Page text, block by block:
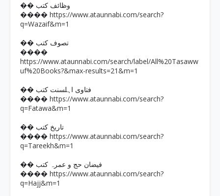
�� وظائف کتب
���� https://www.ataunnabi.com/search?
q=Wazaif&m=1
�� تصوف کتب
����
https://www.ataunnabi.com/search/label/All%20Tasaww
uf%20Books?&max-results=21&m=1
�� فتاوی اہلسنت کتب
���� https://www.ataunnabi.com/search?
q=Fatawa&m=1
�� تاریخ کتب
���� https://www.ataunnabi.com/search?
q=Tareekh&m=1
�� فیضان حج و عمرہ کتب
���� https://www.ataunnabi.com/search?
q=Hajj&m=1